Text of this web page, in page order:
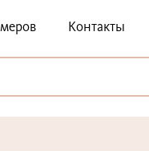
Контакты